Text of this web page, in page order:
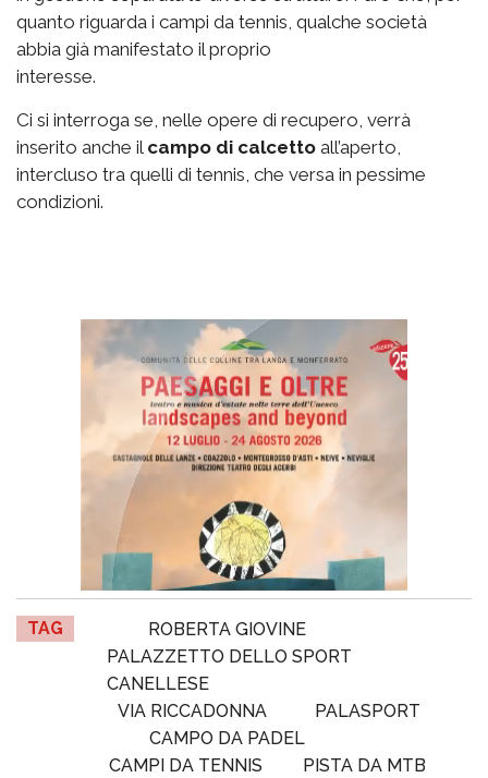
quanto riguarda i campi da tennis, qualche società
abbia già manifestato il proprio
interesse.
Ci si interroga se, nelle opere di recupero, verrà
inserito anche il campo di calcetto all’aperto,
intercluso tra quelli di tennis, che versa in pessime
condizioni.
TAG
ROBERTA GIOVINE
PALAZZETTO DELLO SPORT
CANELLESE
VIA RICCADONNA
PALASPORT
CAMPO DA PADEL
CAMPI DA TENNIS
PISTA DA MTB